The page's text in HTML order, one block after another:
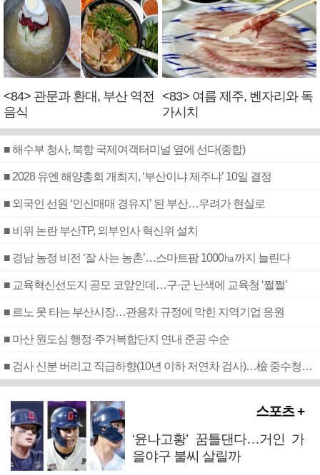
<84> 관문과 환대, 부산 역전
음식
<83> 여름 제주, 벤자리와 독
가시치
■ 해수부 청사, 북항 국제여객터미널 옆에 선다(종합)
■ 2028 유엔 해양총회 개최지, ‘부산이냐 제주냐’ 10일 결정
■ 외국인 선원 ‘인신매매 경유지’ 된 부산…우려가 현실로
■ 비위 논란 부산TP, 외부인사 혁신위 설치
■ 경남 농정 비전 ‘잘 사는 농촌’…스마트팜 1000㏊까지 늘린다
■ 교육혁신선도지 공모 코앞인데…구·군 난색에 교육청 ‘쩔쩔’
■ 르노 못 타는 부산시장…관용차 규정에 막힌 지역기업 응원
■ 마산 원도심 행정·주거복합단지 연내 준공 수순
■ 검사 신분 버리고 직급하향(10년 이하 저연차 검사)…檢 중수청행 기피
스포츠 +
‘윤나고황’ 꿈틀댄다…거인 가
을야구 불씨 살릴까